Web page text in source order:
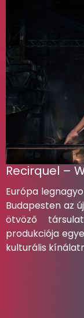
Recirquel –
Európa
Budapesten az
ötvöző
produkciója
kulturális